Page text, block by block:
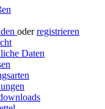
oderregistrieren
Daten